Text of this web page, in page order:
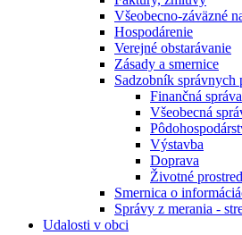
Všeobecno-záväzné
Hospodárenie
Verejné obstarávanie
Zásady a smernice
Sadzobník správnych
Finančná správa
Všeobecná
Výstavba
Doprava
Životné
Smernica o
Správy z merania -
Udalosti v obci